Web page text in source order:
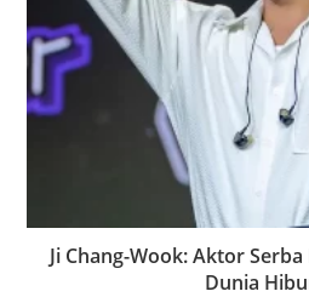
Ji Chang-Wook: Aktor
Dunia